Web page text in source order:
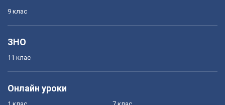
9 клас
ЗНО
11 клас
Онлайн уроки